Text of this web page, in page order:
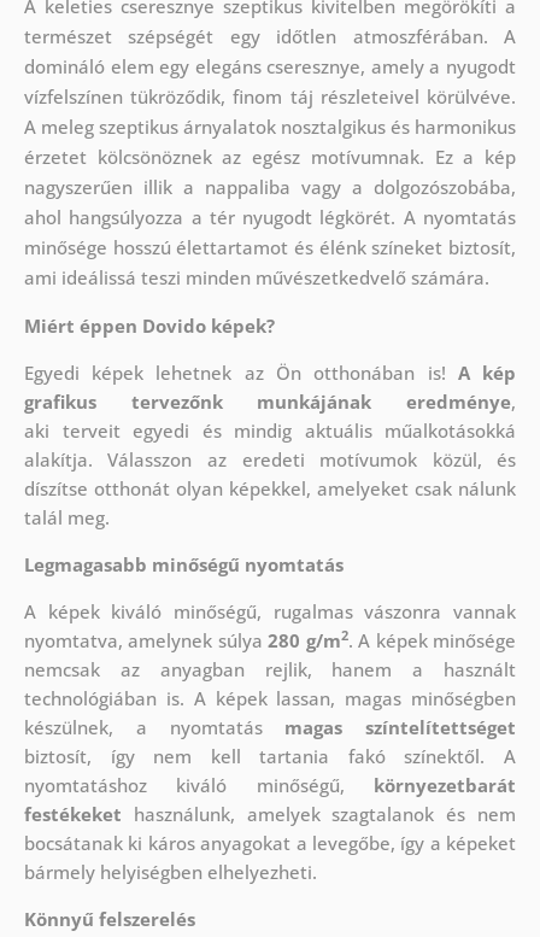
A keleties cseresznye szeptikus kivitelben megörökíti a
természet szépségét egy időtlen atmoszférában. A
domináló elem egy elegáns cseresznye, amely a nyugodt
vízfelszínen tükröződik, finom táj részleteivel körülvéve.
A meleg szeptikus árnyalatok nosztalgikus és harmonikus
érzetet kölcsönöznek az egész motívumnak. Ez a kép
nagyszerűen illik a nappaliba vagy a dolgozószobába,
ahol hangsúlyozza a tér nyugodt légkörét. A nyomtatás
minősége hosszú élettartamot és élénk színeket biztosít,
ami ideálissá teszi minden művészetkedvelő számára.
Miért éppen Dovido képek?
Egyedi képek lehetnek az Ön otthonában is! A kép
grafikus tervezőnk munkájának eredménye,
aki terveit egyedi és mindig aktuális műalkotásokká
alakítja. Válasszon az eredeti motívumok közül, és
díszítse otthonát olyan képekkel, amelyeket csak nálunk
talál meg.
Legmagasabb minőségű nyomtatás
A képek kiváló minőségű, rugalmas vászonra vannak
nyomtatva, amelynek súlya280 g/m2. A képek minősége
nemcsak az anyagban rejlik, hanem a használt
technológiában is. A képek lassan, magas minőségben
készülnek, a nyomtatás magas színtelítettséget
biztosít, így nem kell tartania fakó színektől. A
nyomtatáshoz kiváló minőségű, környezetbarát
festékeket használunk, amelyek szagtalanok és nem
bocsátanak ki káros anyagokat a levegőbe, így a képeket
bármely helyiségben elhelyezheti.
Könnyű felszerelés